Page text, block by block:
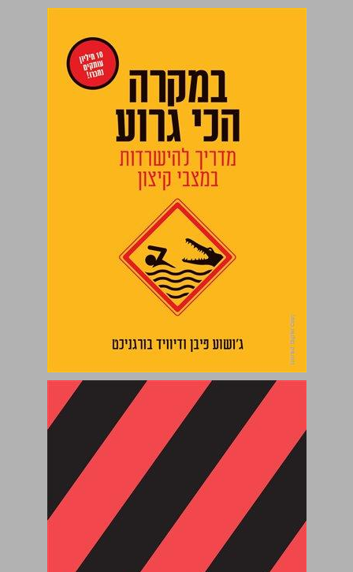
במקרה הכי גרוע: מדריך להישרדות במצבי קיצון ... 0